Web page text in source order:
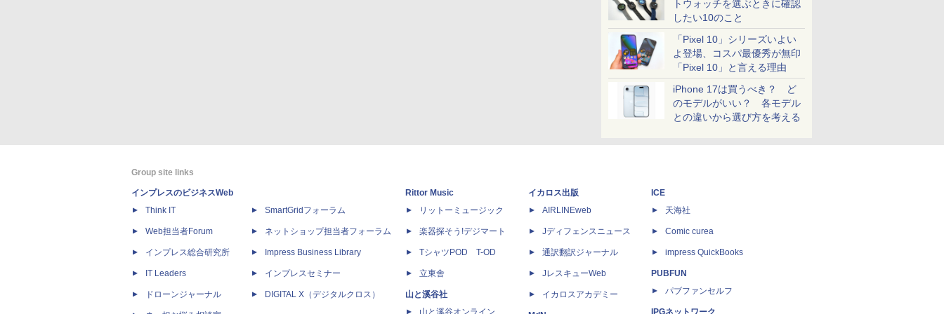
トウォッチを選ぶときに確認
したい10のこと
「Pixel 10」シリーズいよい
よ登場、コスパ最優秀が無印
「Pixel 10」と言える理由
iPhone 17は買うべき？ ど
のモデルがいい？ 各モデル
との違いから選び方を考える
Group site links
インプレスのビジネスWeb
Think IT
Web担当者Forum
インプレス総合研究所
IT Leaders
ドローンジャーナル
SmartGridフォーラム
ネットショップ担当者フォーラム
Impress Business Library
インプレスセミナー
DIGITAL X（デジタルクロス）
Rittor Music
リットーミュージック
楽器探そう!デジマート
TシャツPOD T-OD
立東舎
山と溪谷社
山と溪谷オンライン
イカロス出版
AIRLINEweb
Jディフェンスニュース
通訳翻訳ジャーナル
JレスキューWeb
イカロスアカデミー
ICE
天海社
Comic curea
impress QuickBooks
PUBFUN
パブファンセルフ
IPGネットワーク